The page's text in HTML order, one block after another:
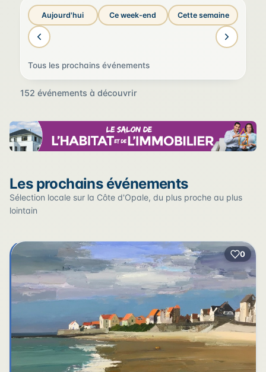
Aujourd'hui Ce week-end Cette semaine
Tous les prochains événements
152 événements à découvrir
Cliquez sur un pin pour voir l'événement — les lieux qui
en accueillent plusieurs sont regroupés.
3
2
2
4
12
2
2 3
6
17
22
2
2
3
2
+
−
Les prochains événements
Sélection locale sur la Côte d'Opale, du plus proche au plus
lointain
0